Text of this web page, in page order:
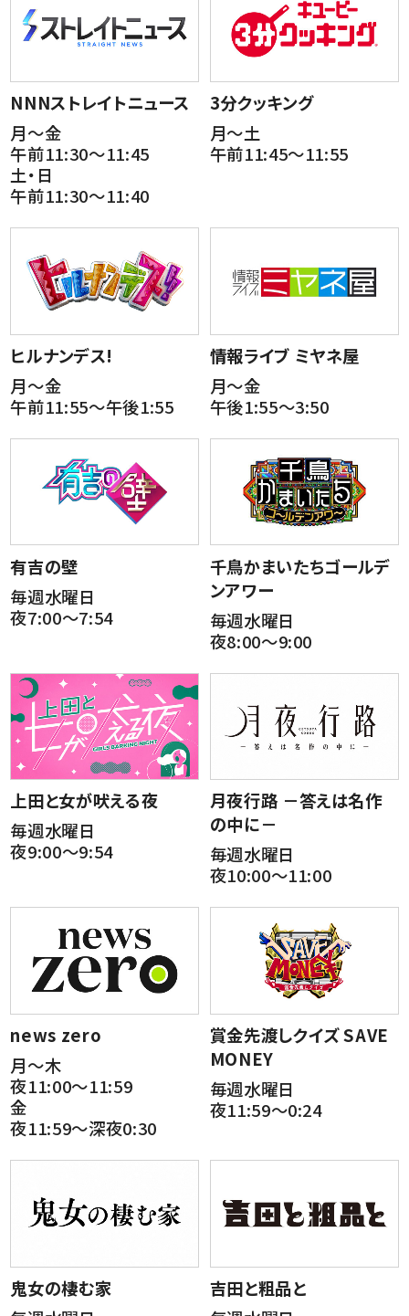
NNNストレイトニュース
月～金
午前11:30～11:45
土・日
午前11:30～11:40
3分クッキング
月～土
午前11:45～11:55
ヒルナンデス!
月～金
午前11:55～午後1:55
情報ライブ ミヤネ屋
月～金
午後1:55～3:50
有吉の壁
毎週水曜日
夜7:00～7:54
千鳥かまいたちゴールデ
ンアワー
毎週水曜日
夜8:00～9:00
上田と女が吠える夜
毎週水曜日
夜9:00～9:54
月夜行路 －答えは名作
の中に－
毎週水曜日
夜10:00～11:00
news zero
月～木
夜11:00～11:59
金
夜11:59～深夜0:30
賞金先渡しクイズ SAVE
MONEY
毎週水曜日
夜11:59～0:24
鬼女の棲む家
吉田と粗品と